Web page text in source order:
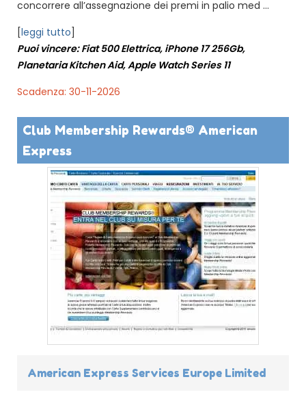
concorrere all’assegnazione dei premi in palio med ...
[leggi tutto]
Puoi vincere: Fiat 500 Elettrica, iPhone 17 256Gb,
Planetaria Kitchen Aid, Apple Watch Series 11
Scadenza: 30-11-2026
Club Membership Rewards® American
Express
American Express Services Europe Limited